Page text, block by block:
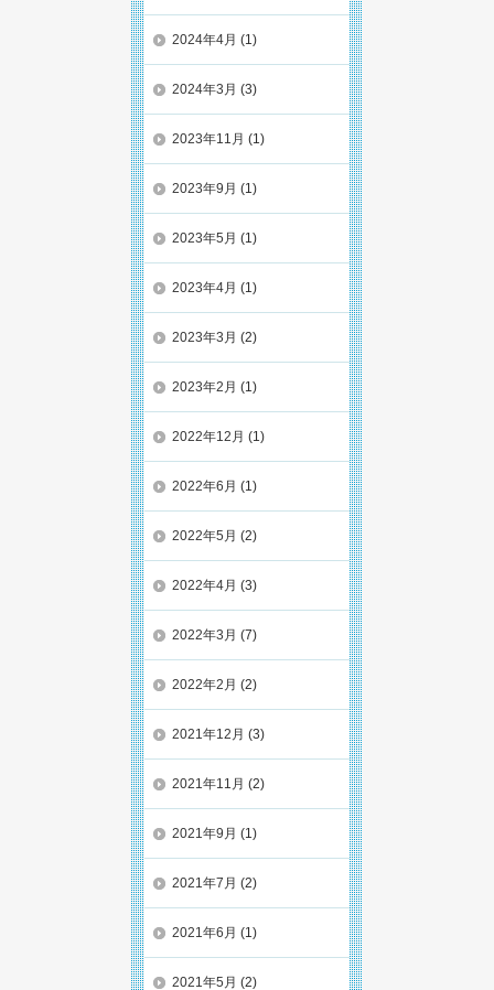
2024年4月 (1)
2024年3月 (3)
2023年11月 (1)
2023年9月 (1)
2023年5月 (1)
2023年4月 (1)
2023年3月 (2)
2023年2月 (1)
2022年12月 (1)
2022年6月 (1)
2022年5月 (2)
2022年4月 (3)
2022年3月 (7)
2022年2月 (2)
2021年12月 (3)
2021年11月 (2)
2021年9月 (1)
2021年7月 (2)
2021年6月 (1)
2021年5月 (2)